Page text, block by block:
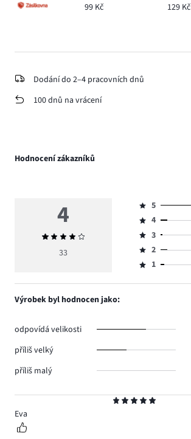
99 Kč 129 Kč
Dodání do 2–4 pracovních dnů
100 dnů na vrácení
Hodnocení zákazníků
5
Eva
4
Průměrné
hodnocení
33
Hodnocení
5,
počet
hlasů
22.
5
Hodnocení
4,
počet
hlasů
4
Hodnocení
3,
počet
3
Hodnocení
2,
2
Hodnocení
1,
1
Výrobek byl hodnocen jako:
odpovídá velikosti
příliš velký
příliš malý